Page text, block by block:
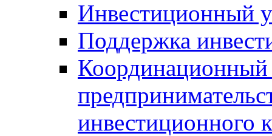
Инвестиционный
Поддержка
Координационный
инвестиционного